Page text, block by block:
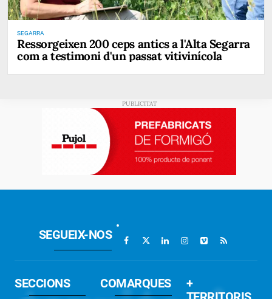
SEGARRA
Ressorgeixen 200 ceps antics a l'Alta Segarra
com a testimoni d'un passat vitivinícola
SEGUEIX-NOS
SECCIONS COMARQUES
+